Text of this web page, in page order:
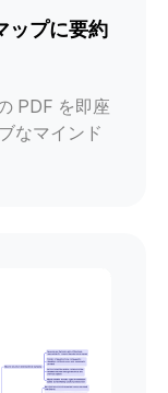
ップに要約
PDF を即座
なマインド